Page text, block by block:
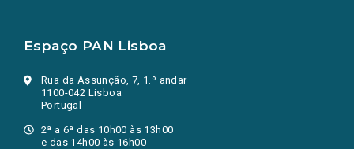
Espaço PAN Lisboa
Rua da Assunção, 7, 1.º andar
1100-042 Lisboa
Portugal
2ª a 6ª das 10h00 às 13h00
e das 14h00 às 16h00